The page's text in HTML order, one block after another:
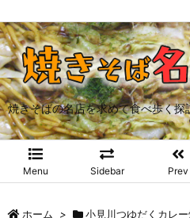
焼きそばの名店を求めて食べ歩く
Menu Sidebar Prev
ホーム > 小見川つゆだくカレ